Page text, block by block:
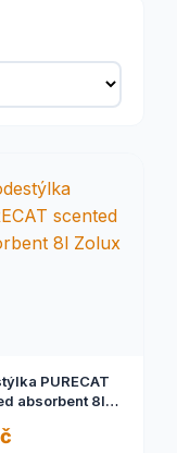
PURECAT
absorbent 8l